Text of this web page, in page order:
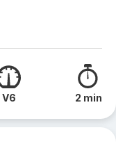
V6 2 min